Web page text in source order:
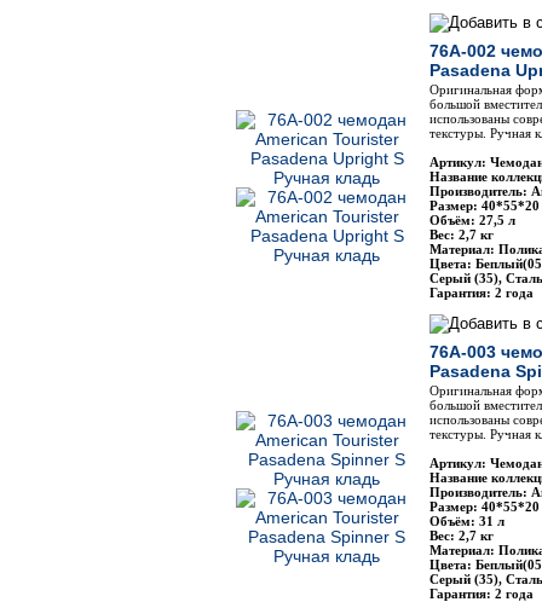
76A-002
Pasadena
Оригинальная
большой
использованы
текстуры. Ручная
Артикул:
Название
Производитель:
Размер: 40*55*20
Объём: 27,5 л
Вес: 2,7 кг
Материал:
Цвета:
Серый (35),
Гарантия: 2 года
76A-003
Pasadena
Оригинальная
большой
использованы
текстуры. Ручная
Артикул:
Название
Производитель:
Размер: 40*55*20
Объём: 31 л
Вес: 2,7 кг
Материал:
Цвета:
Серый (35),
Гарантия: 2 года